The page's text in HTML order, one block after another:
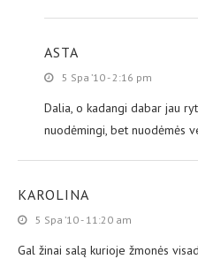
ASTA
5 Spa ’10 - 2:16 pm
Dalia, o kadangi dabar jau
nuodėmingi, bet nuodėmės
KAROLINA
5 Spa ’10 - 11:20 am
Gal žinai salą kurioje žmonės